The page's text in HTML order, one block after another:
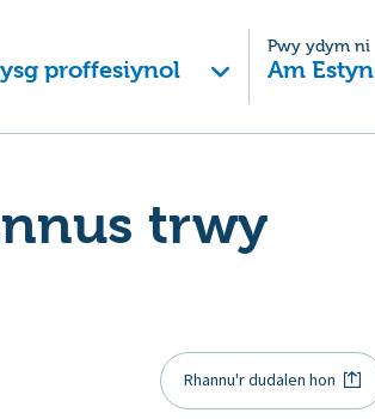
proffesiynol
Pwy ydym ni
Am Estyn
trwy
Rhannu'r dudalen hon